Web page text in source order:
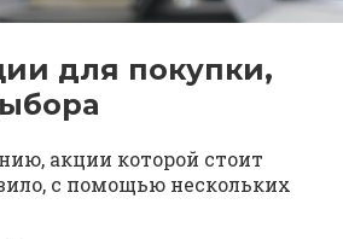
для покупки,
акции которой стоит
с помощью нескольких